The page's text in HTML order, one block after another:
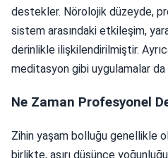
destekler. Nörolojik düzeyde,
sistem arasındaki etkileşim,
derinlikle ilişkilendirilmiştir.
meditasyon gibi uygulamalar da
Ne Zaman Profesyonel
Zihin yaşam bolluğu genellikle
birlikte, aşırı düşünce